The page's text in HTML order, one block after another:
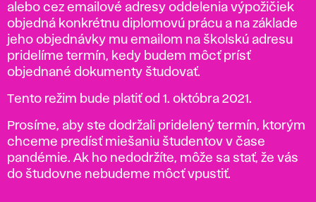
alebo cez emailové adresy oddelenia výpožičiek
objedná konkrétnu diplomovú prácu a na základe
jeho objednávky mu emailom na školskú adresu
pridelíme termín, kedy budem môcť prísť
objednané dokumenty študovať.
Tento režim bude platiť od 1. októbra 2021.
Prosíme, aby ste dodržali pridelený termín, ktorým
chceme predísť miešaniu študentov v čase
pandémie. Ak ho nedodržíte, môže sa stať, že vás
do študovne nebudeme môcť vpustiť.